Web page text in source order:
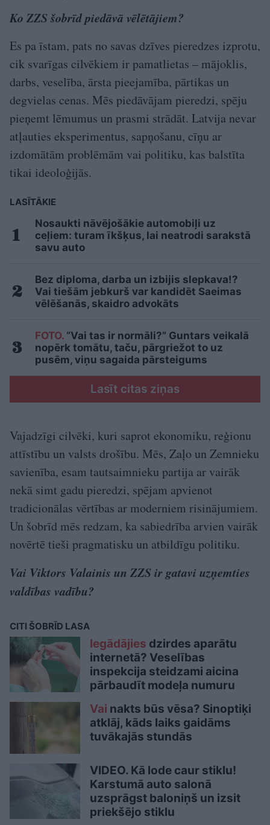
Ko ZZS šobrīd piedāvā vēlētājiem?
Es pa īstam, pats no savas dzīves pieredzes izprotu,
cik svarīgas cilvēkiem ir pamatlietas – mājoklis,
darbs, veselība, ārsta pieejamība, pārtikas un
degvielas cenas. Mēs piedāvājam pieredzi, spēju
pieņemt lēmumus un prasmi strādāt. Latvija nevar
atļauties eksperimentus, sapņošanu, cīņu ar
izdomātām problēmām vai politiku, kas balstīta
tikai ideoloģijās.
LASĪTĀKIE
Nosaukti nāvējošākie automobiļi uz
ceļiem: turam īkšķus, lai neatrodi sarakstā
savu auto
Bez diploma, darba un izbijis slepkava!?
Vai tiešām jebkurš var kandidēt Saeimas
vēlēšanās, skaidro advokāts
FOTO. “Vai tas ir normāli?” Guntars veikalā
nopērk tomātu, taču, pārgriežot to uz
pusēm, viņu sagaida pārsteigums
Lasīt citas ziņas
Vajadzīgi cilvēki, kuri saprot ekonomiku, reģionu
attīstību un valsts drošību. Mēs, Zaļo un Zemnieku
savienība, esam tautsaimnieku partija ar vairāk
nekā simt gadu pieredzi, spējam apvienot
tradicionālas vērtības ar moderniem risinājumiem.
Un šobrīd mēs redzam, ka sabiedrība arvien vairāk
novērtē tieši pragmatisku un atbildīgu politiku.
Vai Viktors Valainis un ZZS ir gatavi uzņemties
valdības vadību?
CITI ŠOBRĪD LASA
Iegādājies dzirdes aparātu
internetā? Veselības
inspekcija steidzami aicina
pārbaudīt modeļa numuru
Vai nakts būs vēsa? Sinoptiķi
atklāj, kāds laiks gaidāms
tuvākajās stundās
VIDEO. Kā lode caur stiklu!
Karstumā auto salonā
uzsprāgst baloniņš un izsit
priekšējo stiklu